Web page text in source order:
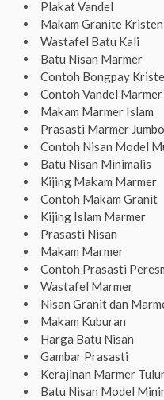
Plakat Vandel
Makam Granite Kristen
Wastafel Batu Kali
Batu Nisan Marmer
Contoh Bongpay
Contoh Vandel Marmer
Makam Marmer Islam
Prasasti Marmer Jumbo
Contoh Nisan Model
Batu Nisan Minimalis
Kijing Makam Marmer
Contoh Makam Granit
Kijing Islam Marmer
Prasasti Nisan
Makam Marmer
Contoh Prasasti
Wastafel Marmer
Nisan Granit dan
Makam Kuburan
Harga Batu Nisan
Gambar Prasasti
Kerajinan Marmer
Batu Nisan Model